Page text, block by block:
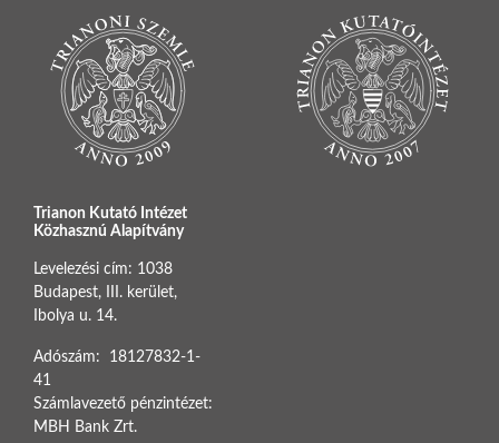
Trianon Kutató Intézet
Közhasznú Alapítvány
Levelezési cím: 1038
Budapest, III. kerület,
Ibolya u. 14.
Adószám: 18127832-1-
41
Számlavezető pénzintézet:
MBH Bank Zrt.